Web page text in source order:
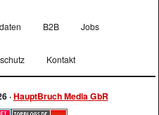
B2B Jobs
Kontakt
·HauptBruch Media GbR